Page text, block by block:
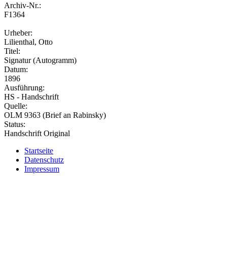
Archiv-Nr.:
F1364
Urheber:
Lilienthal, Otto
Titel:
Signatur (Autogramm)
Datum:
1896
Ausführung:
HS - Handschrift
Quelle:
OLM 9363 (Brief an Rabinsky)
Status:
Handschrift Original
Startseite
Datenschutz
Impressum